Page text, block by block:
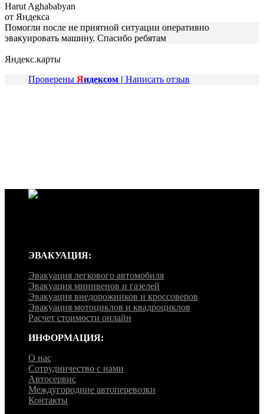
Harut Aghababyan
от Яндекса
Помогли после не приятной ситуации оперативно
эвакуировать машину. Спасибо ребятам
Яндекс.карты
Проверены Яндексом | Написать отзыв
ЭВАКУАЦИЯ:
Эвакуация легкового автомобиля
Эвакуация минивенов и газелей
Эвакуация внедорожников и кроссоверов
Эвакуация мотоциклов и квадроциклов
Расчет стоимости онлайн
ИНФОРМАЦИЯ:
О нас
Сотрудничество с нами
Автосервис
Междугородние автоперевозки
Контакты